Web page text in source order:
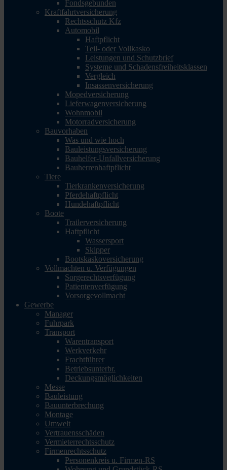
Fondsgebunden
Kraftfahrtversicherung
Rechtsschutz Kfz
Automobil
Haftpflicht
Teil- oder Vollkasko
Leistungen und Schutzbrief
Systeme und Schadensfreiheitsklassen
Vergleich
Insassenversicherung
Mopedversicherung
Lieferwagenversicherung
Wohnmobil
Motorradversicherung
Bauvorhaben
Was und wie hoch
Bauleistungsversicherung
Bauhelfer-Unfallversicherung
Bauherrenhaftpflicht
Tiere
Tierkrankenversicherung
Pferdehaftpflicht
Hundehaftpflicht
Boote
Trailerversicherung
Haftpflicht
Wassersport
Skipper
Bootskaskoversicherung
Vollmachten u. Verfügungen
Sorgerechtsverfügung
Patientenverfügung
Vorsorgevollmacht
Gewerbe
Manager
Fuhrpark
Transport
Warentransport
Werkverkehr
Frachtführer
Betriebsunterbr.
Deckungsmöglichkeiten
Messe
Bauleistung
Bauunterbrechung
Montage
Umwelt
Vertrauensschäden
Vermieterrechtsschutz
Firmenrechtsschutz
Personenkreis u. Firmen-RS